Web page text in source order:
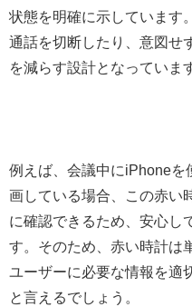
状態を明確に示しています
通話を切断したり、意図せ
を減らす設計となっていま
例えば、会議中にiPhoneを
画している場合、この赤い
に確認できるため、安心し
す。そのため、赤い時計は
ユーザーに必要な情報を適
と言えるでしょう。